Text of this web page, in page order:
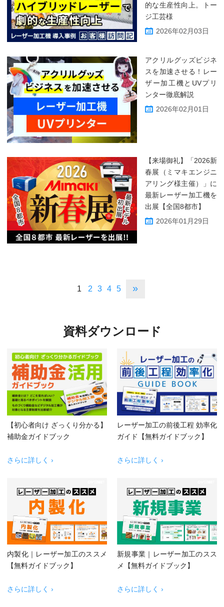
的な生産性向上。トー
ジ工芸様
2026年02月03日
アクリルグッズビジネ
スを加速させる！レー
ザー加工機とUVプリ
ンター徹底解説
2026年02月01日
【来場御礼】「2026新
春展（ミマキエンジニ
アリング様主催）」に
最新レーザー加工機を
出展【全国8都市】
2026年01月29日
1 2 3 4 5 »
資料ダウンロード
【初心者向け ざっくり分かる】
補助金ガイドブック
さらに詳しく ›
レーザー加工の前後工程 効率化
ガイド【無料ガイドブック】
さらに詳しく ›
内製化｜レーザー加工のススメ
【無料ガイドブック】
さらに詳しく ›
新規事業｜レーザー加工のスス
メ【無料ガイドブック】
さらに詳しく ›